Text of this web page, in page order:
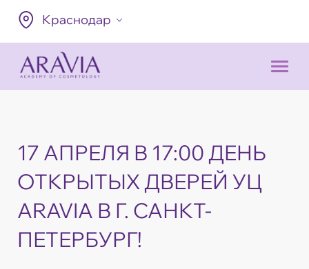
Краснодар
17 АПРЕЛЯ В 17:00 ДЕНЬ
ОТКРЫТЫХ ДВЕРЕЙ УЦ
ARAVIA В Г. САНКТ-
ПЕТЕРБУРГ!